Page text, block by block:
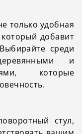
только удобная
добавит
среди
и
которые
стул,